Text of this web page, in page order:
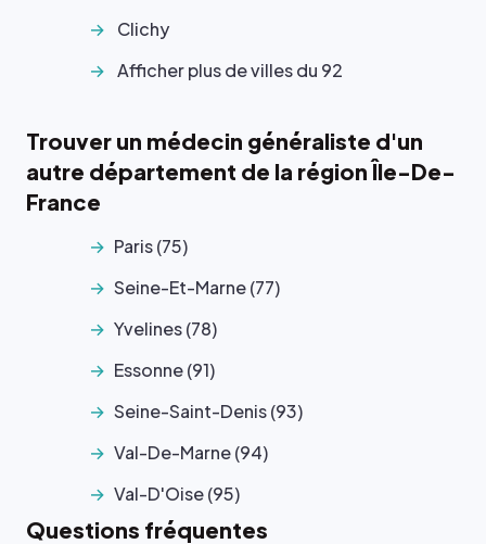
Clichy
Afficher plus de villes du 92
Trouver un médecin généraliste d'un
autre département de la région Île-De-
France
Paris (75)
Seine-Et-Marne (77)
Yvelines (78)
Essonne (91)
Seine-Saint-Denis (93)
Val-De-Marne (94)
Val-D'Oise (95)
Questions fréquentes